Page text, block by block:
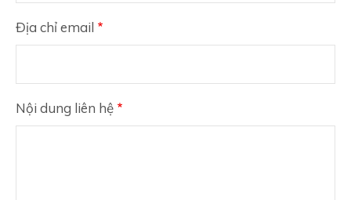
Địa chỉ email
Nội dung liên hệ